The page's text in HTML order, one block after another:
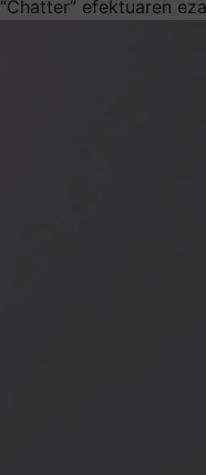
“Chatter” efektuaren